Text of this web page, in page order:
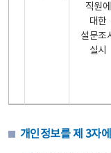
직원에
대한
설문조
실시
개인정보를 제 3자